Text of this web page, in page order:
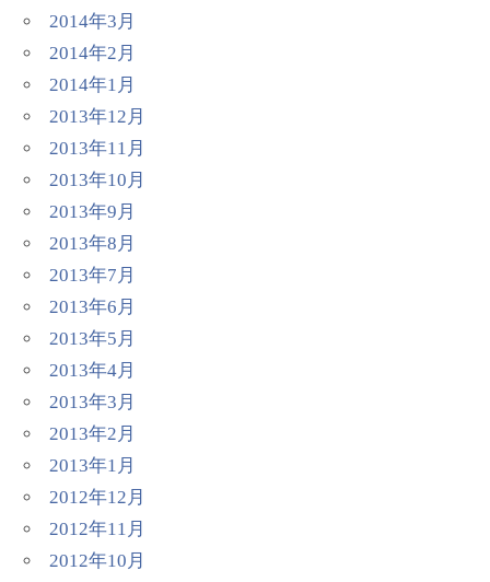
2014年3月
2014年2月
2014年1月
2013年12月
2013年11月
2013年10月
2013年9月
2013年8月
2013年7月
2013年6月
2013年5月
2013年4月
2013年3月
2013年2月
2013年1月
2012年12月
2012年11月
2012年10月